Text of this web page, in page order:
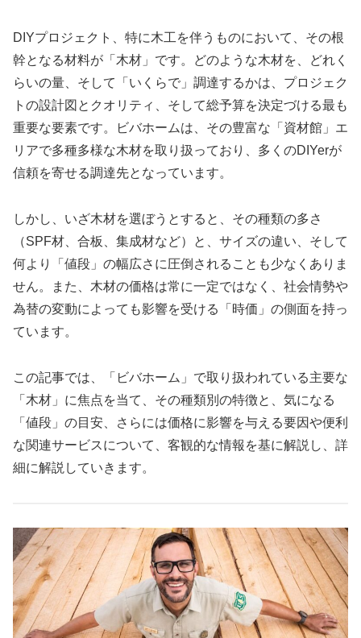
DIYプロジェクト、特に木工を伴うものにおいて、その根
幹となる材料が「木材」です。どのような木材を、どれく
らいの量、そして「いくらで」調達するかは、プロジェク
トの設計図とクオリティ、そして総予算を決定づける最も
重要な要素です。ビバホームは、その豊富な「資材館」エ
リアで多種多様な木材を取り扱っており、多くのDIYerが
信頼を寄せる調達先となっています。
しかし、いざ木材を選ぼうとすると、その種類の多さ
（SPF材、合板、集成材など）と、サイズの違い、そして
何より「値段」の幅広さに圧倒されることも少なくありま
せん。また、木材の価格は常に一定ではなく、社会情勢や
為替の変動によっても影響を受ける「時価」の側面を持っ
ています。
この記事では、「ビバホーム」で取り扱われている主要な
「木材」に焦点を当て、その種類別の特徴と、気になる
「値段」の目安、さらには価格に影響を与える要因や便利
な関連サービスについて、客観的な情報を基に解説し、詳
細に解説していきます。